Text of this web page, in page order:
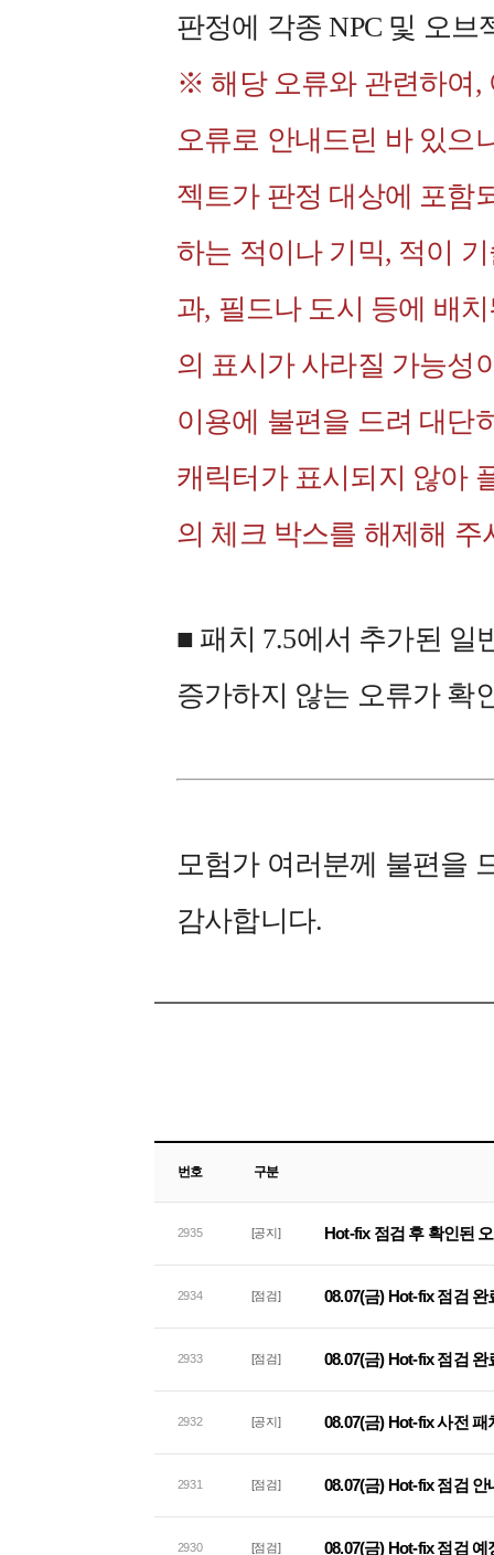
판정에 각종 NPC 및 오
※ 해당 오류와 관련하여,
오류로 안내드린 바 있으
젝트가 판정 대상에 포함
하는 적이나 기믹, 적이
과, 필드나 도시 등에 배
의 표시가 사라질 가능성
이용에 불편을 드려 대단
캐릭터가 표시되지 않아
의 체크 박스를 해제해 주
■ 패치 7.5에서 추가된 일
증가하지 않는 오류가 확
모험가 여러분께 불편을
감사합니다.
번호 구분
2935 [공지] Hot-fix 점검 후 확인된
2934 [점검] 08.07(금) Hot-fix 점검 완
2933 [점검] 08.07(금) Hot-fix 점검
2932 [공지] 08.07(금) Hot-fix 사전
2931 [점검] 08.07(금) Hot-fix 점검 안
2930 [점검] 08.07(금) Hot-fix 점검 예